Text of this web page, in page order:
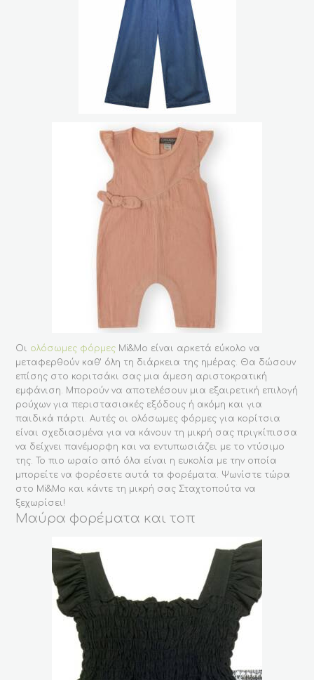
Οι ολόσωμες φόρμες Mi&Mo είναι αρκετά εύκολο να
μεταφερθούν καθ’ όλη τη διάρκεια της ημέρας. Θα δώσουν
επίσης στο κοριτσάκι σας μια άμεση αριστοκρατική
εμφάνιση. Μπορούν να αποτελέσουν μια εξαιρετική επιλογή
ρούχων για περιστασιακές εξόδους ή ακόμη και για
παιδικά πάρτι. Αυτές οι ολόσωμες φόρμες για κορίτσια
είναι σχεδιασμένα για να κάνουν τη μικρή σας πριγκίπισσα
να δείχνει πανέμορφη και να εντυπωσιάζει με το ντύσιμο
της. Το πιο ωραίο από όλα είναι η ευκολία με την οποία
μπορείτε να φορέσετε αυτά τα φορέματα. Ψωνίστε τώρα
στο Mi&Mo και κάντε τη μικρή σας Σταχτοπούτα να
ξεχωρίσει!
Μαύρα φορέματα και τοπ